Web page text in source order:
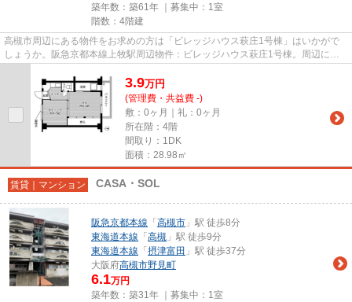
築年数：築61年 ｜募集中： 1室
階数：4階建
高槻市周辺にある物件をお求めの方は「ビレッジハウス萩庄1号棟」はいかがで
しょうか。阪急京都本線上牧駅周辺物件：ビレッジハウス萩庄1号棟。周辺に駅
3.9万円
(管理費・共益費 -)
敷：0ヶ月｜礼：0ヶ月
所在階：4階
間取り：1DK
面積：28.98㎡
賃貸｜マンション CASA・SOL
阪急京都本線 「 高槻市 」駅 徒歩8分
東海道本線 「 高槻 」駅 徒歩9分
東海道本線 「 摂津富田 」駅 徒歩37分
大阪府高槻市野見町
6.1万円
築年数：築31年 ｜募集中： 1室